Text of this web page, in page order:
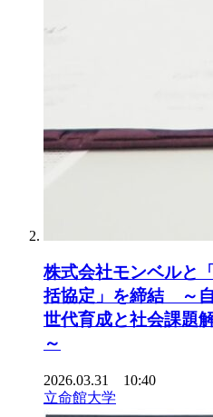
株式会社モンベルと
括協定」を締結 ～
世代育成と社会課題
～
2026.03.31 10:40
立命館大学